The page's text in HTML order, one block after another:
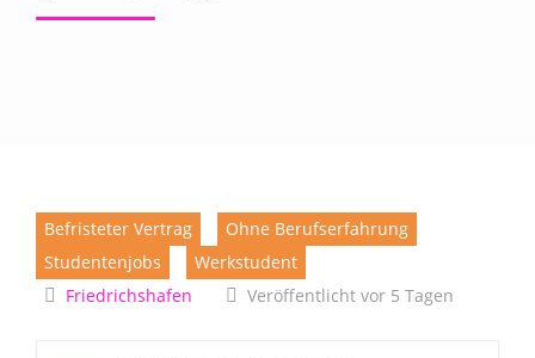
Befristeter Vertrag
Ohne Berufserfahrung
Studentenjobs
Werkstudent
Friedrichshafen
Veröffentlicht vor 5 Tagen